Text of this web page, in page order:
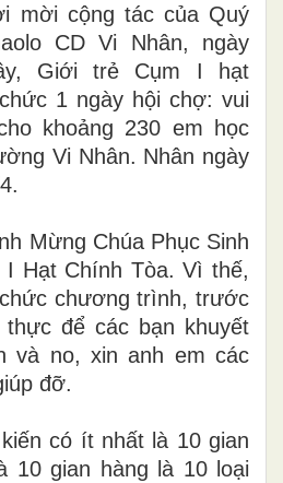
mời cộng tác của Quý
CD Vi Nhân, ngày
Giới trẻ Cụm I hạt
1 ngày hội chợ: vui
khoảng 230 em học
Vi Nhân. Nhân ngày
Mừng Chúa Phục Sinh
Hạt Chính Tòa. Vì thế,
chương trình, trước
để các bạn khuyết
và no, xin anh em các
đỡ.
có ít nhất là 10 gian
10 gian hàng là 10 loại